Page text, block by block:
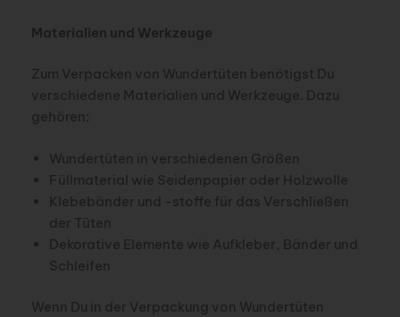
Materialien und Werkzeuge
Zum Verpacken von Wundertüten benötigst Du
verschiedene Materialien und Werkzeuge. Dazu
gehören:
Wundertüten in verschiedenen Größen
Füllmaterial wie Seidenpapier oder Holzwolle
Klebebänder und -stoffe für das Verschließen
der Tüten
Dekorative Elemente wie Aufkleber, Bänder und
Schleifen
Wenn Du in der Verpackung von Wundertüten